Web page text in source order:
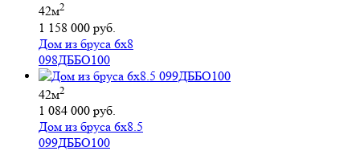
42м2
1 158 000 руб.
Дом из бруса 6х8
098ДББО100
42м2
1 084 000 руб.
Дом из бруса 6х8.5
099ДББО100